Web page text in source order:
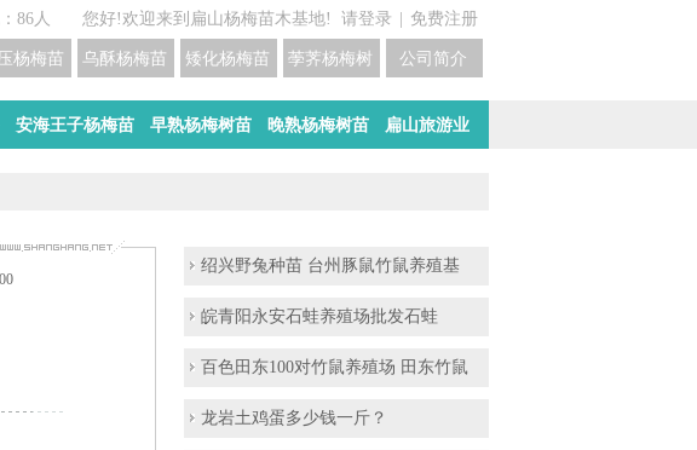
您好!欢迎来到扁山杨梅苗木基地! 请登录 免费注册
86人
公司简介
荸荠杨梅树苗培育
矮化杨梅苗价格
乌酥杨梅苗培育基地
杨梅苗
安海王子杨梅苗 早熟杨梅树苗 晚熟杨梅树苗 扁山旅游业
绍兴野兔种苗 台州豚鼠竹鼠养殖基
皖青阳永安石蛙养殖场批发石蛙
百色田东100对竹鼠养殖场 田东竹鼠
龙岩土鸡蛋多少钱一斤？